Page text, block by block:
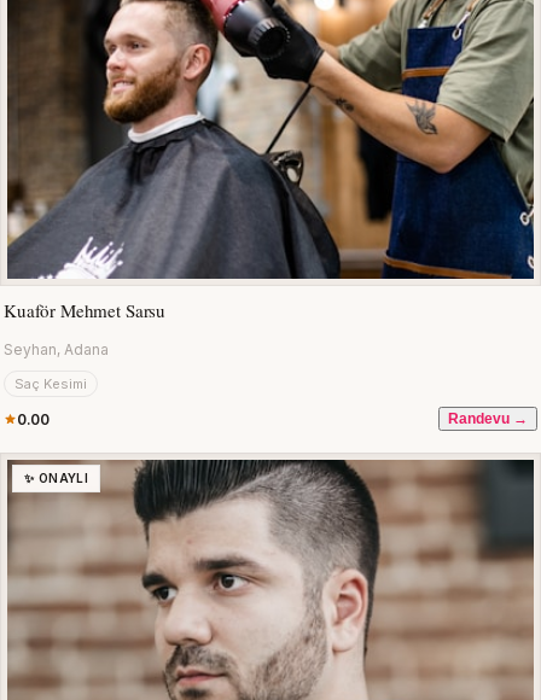
Kuaför Mehmet Sarsu
Seyhan, Adana
Saç Kesimi
0.00 Randevu →
✨ ONAYLI